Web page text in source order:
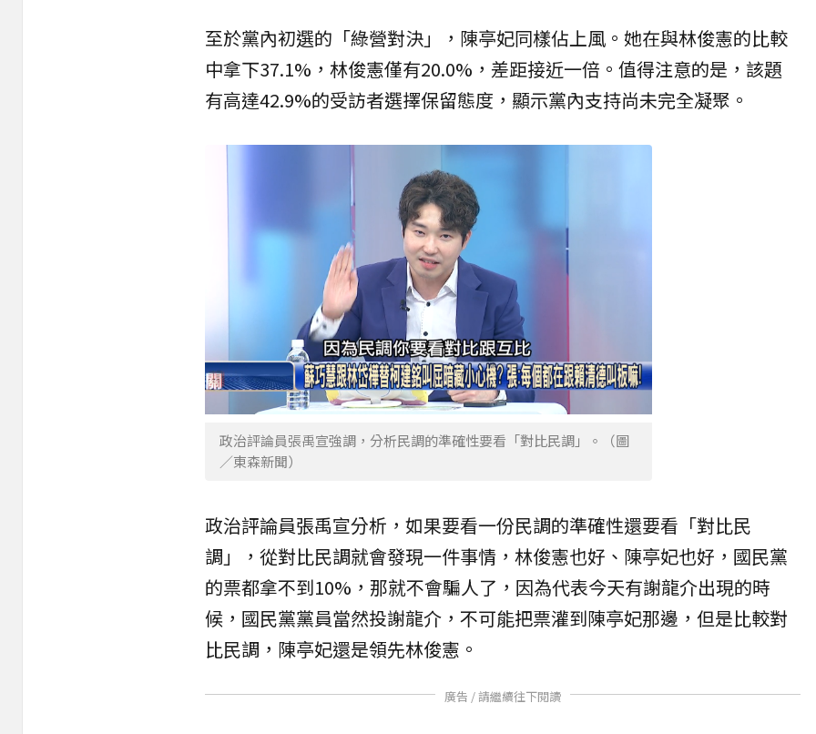
至於黨內初選的「綠營對決」，陳亭妃同樣佔上風。她在與林俊憲的比較
中拿下37.1%，林俊憲僅有20.0%，差距接近一倍。值得注意的是，該題
有高達42.9%的受訪者選擇保留態度，顯示黨內支持尚未完全凝聚。
政治評論員張禹宣強調，分析民調的準確性要看「對比民調」。（圖
／東森新聞）
政治評論員張禹宣分析，如果要看一份民調的準確性還要看「對比民
調」，從對比民調就會發現一件事情，林俊憲也好、陳亭妃也好，國民黨
的票都拿不到10%，那就不會騙人了，因為代表今天有謝龍介出現的時
候，國民黨黨員當然投謝龍介，不可能把票灌到陳亭妃那邊，但是比較對
比民調，陳亭妃還是領先林俊憲。
廣告 / 請繼續往下閱讀